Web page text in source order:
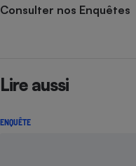
Consulter nos Enquêtes
Lire aussi
ENQUÊTE